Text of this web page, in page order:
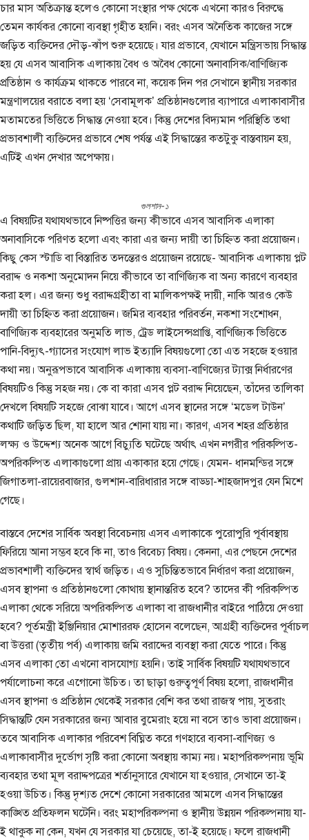
চার মাস অতিক্রান্ত হলেও কোনো সংস্থার পক্ষ থেকে এখনো কারও বিরুদ্ধে
তেমন কার্যকর কোনো ব্যবস্থা গৃহীত হয়নি। বরং এসব অনৈতিক কাজের সঙ্গে
জড়িত ব্যক্তিদের দৌড়-ঝাঁপ শুরু হয়েছে। যার প্রভাবে, যেখানে মন্ত্রিসভায় সিদ্ধান্ত
হয় যে এসব আবাসিক এলাকায় বৈধ ও অবৈধ কোনো অনাবাসিক/বাণিজ্যিক
প্রতিষ্ঠান ও কার্যক্রম থাকতে পারবে না, কয়েক দিন পর সেখানে স্থানীয় সরকার
মন্ত্রণালয়ের বরাতে বলা হয় ‘সেবামূলক’ প্রতিষ্ঠানগুলোর ব্যাপারে এলাকাবাসীর
মতামতের ভিত্তিতে সিদ্ধান্ত নেওয়া হবে। কিন্তু দেশের বিদ্যমান পরিস্থিতি তথা
প্রভাবশালী ব্যক্তিদের প্রভাবে শেষ পর্যন্ত এই সিদ্ধান্তের কতটুকু বাস্তবায়ন হয়,
এটিই এখন দেখার অপেক্ষায়।
গুলশান-১
এ বিষয়টির যথাযথভাবে নিষ্পত্তির জন্য কীভাবে এসব আবাসিক এলাকা
অনাবাসিকে পরিণত হলো এবং কারা এর জন্য দায়ী তা চিহ্নিত করা প্রয়োজন।
কিছু কেস স্টাডি বা বিস্তারিত তদন্তেরও প্রয়োজন রয়েছে- আবাসিক এলাকায় প্লট
বরাদ্দ ও নকশা অনুমোদন নিয়ে কীভাবে তা বাণিজ্যিক বা অন্য কারণে ব্যবহার
করা হল। এর জন্য শুধু বরাদ্দগ্রহীতা বা মালিকপক্ষই দায়ী, নাকি আরও কেউ
দায়ী তা চিহ্নিত করা প্রয়োজন। জমির ব্যবহার পরিবর্তন, নকশা সংশোধন,
বাণিজ্যিক ব্যবহারের অনুমতি লাভ, ট্রেড লাইসেন্সপ্রাপ্তি, বাণিজ্যিক ভিত্তিতে
পানি-বিদ্যুৎ-গ্যাসের সংযোগ লাভ ইত্যাদি বিষয়গুলো তো এত সহজে হওয়ার
কথা নয়। অনুরূপভাবে আবাসিক এলাকায় ব্যবসা-বাণিজ্যের ট্যাক্স নির্ধারণের
বিষয়টিও কিন্তু সহজ নয়। কে বা কারা এসব প্লট বরাদ্দ নিয়েছেন, তাঁদের তালিকা
দেখলে বিষয়টি সহজে বোঝা যাবে। আগে এসব স্থানের সঙ্গে ‘মডেল টাউন’
কথাটি জড়িত ছিল, যা হালে আর শোনা যায় না। কারণ, এসব শহর প্রতিষ্ঠার
লক্ষ্য ও উদ্দেশ্য অনেক আগে বিচ্যুতি ঘটেছে অর্থাৎ এখন নগরীর পরিকল্পিত-
অপরিকল্পিত এলাকাগুলো প্রায় একাকার হয়ে গেছে। যেমন- ধানমন্ডির সঙ্গে
জিগাতলা-রায়েরবাজার, গুলশান-বারিধারার সঙ্গে বাড্ডা-শাহজাদপুর যেন মিশে
গেছে।
বাস্তবে দেশের সার্বিক অবস্থা বিবেচনায় এসব এলাকাকে পুরোপুরি পূর্বাবস্থায়
ফিরিয়ে আনা সম্ভব হবে কি না, তাও বিবেচ্য বিষয়। কেননা, এর পেছনে দেশের
প্রভাবশালী ব্যক্তিদের স্বার্থ জড়িত। এও সুচিন্তিতভাবে নির্ধারণ করা প্রয়োজন,
এসব স্থাপনা ও প্রতিষ্ঠানগুলো কোথায় স্থানান্তরিত হবে? তাদের কী পরিকল্পিত
এলাকা থেকে সরিয়ে অপরিকল্পিত এলাকা বা রাজধানীর বাইরে পাঠিয়ে দেওয়া
হবে? পূর্তমন্ত্রী ইঞ্জিনিয়ার মোশাররফ হোসেন বলেছেন, আগ্রহী ব্যক্তিদের পূর্বাচল
বা উত্তরা (তৃতীয় পর্ব) এলাকায় জমি বরাদ্দের ব্যবস্থা করা যেতে পারে। কিন্তু
এসব এলাকা তো এখনো বাসযোগ্য হয়নি। তাই সার্বিক বিষয়টি যথাযথভাবে
পর্যালোচনা করে এগোনো উচিত। তা ছাড়া গুরুত্বপূর্ণ বিষয় হলো, রাজধানীর
এসব স্থাপনা ও প্রতিষ্ঠান থেকেই সরকার বেশি কর তথা রাজস্ব পায়, সুতরাং
সিদ্ধান্তটি যেন সরকারের জন্য আবার বুমেরাং হয়ে না বসে তাও ভাবা প্রয়োজন।
তবে আবাসিক এলাকার পরিবেশ বিঘ্নিত করে গণহারে ব্যবসা-বাণিজ্য ও
এলাকাবাসীর দুর্ভোগ সৃষ্টি করা কোনো অবস্থায় কাম্য নয়। মহাপরিকল্পনায় ভূমি
ব্যবহার তথা মূল বরাদ্দপত্রের শর্তানুসারে যেখানে যা হওয়ার, সেখানে তা-ই
হওয়া উচিত। কিন্তু দৃশ্যত দেশে কোনো সরকারের আমলে এসব সিদ্ধান্তের
কাঙ্খিত প্রতিফলন ঘটেনি। বরং মহাপরিকল্পনা ও স্থানীয় উন্নয়ন পরিকল্পনায় যা-
ই থাকুক না কেন, যখন যে সরকার যা চেয়েছে, তা-ই হয়েছে। ফলে রাজধানী